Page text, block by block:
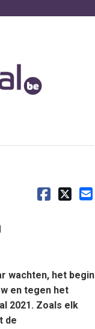
wachten, het begin
en tegen het
2021. Zoals elk
de